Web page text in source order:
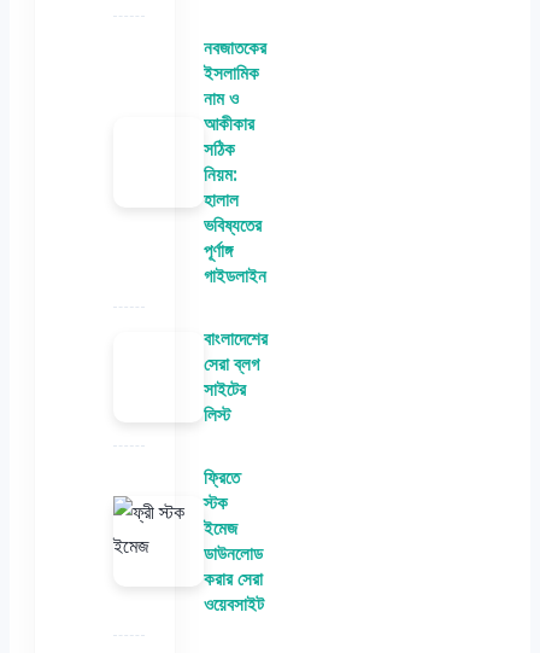
নবজাতকের
ইসলামিক
নাম ও
আকীকার
সঠিক
নিয়ম:
হালাল
ভবিষ্যতের
পূর্ণাঙ্গ
গাইডলাইন
বাংলাদেশের
সেরা ব্লগ
সাইটের
লিস্ট
ফ্রিতে
স্টক
ইমেজ
ডাউনলোড
করার সেরা
ওয়েবসাইট